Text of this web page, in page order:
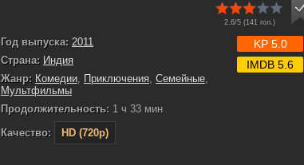
2.6/5 (141 гол.)
Год выпуска: 2011
Страна: Индия
Жанр: Комедии Приключения Семейные
Мультфильмы
Продолжительность: 1 ч 33 мин
Качество:
HD (720p)
KP 5.0
IMDB 5.6